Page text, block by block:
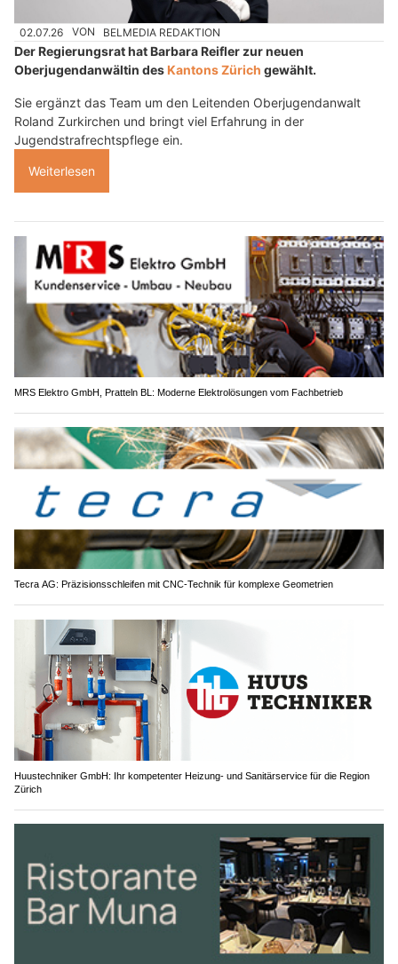
02.07.26 VON BELMEDIA REDAKTION
Der Regierungsrat hat Barbara Reifler zur neuen
Oberjugendanwältin des Kantons Zürich gewählt.
Sie ergänzt das Team um den Leitenden Oberjugendanwalt
Roland Zurkirchen und bringt viel Erfahrung in der
Jugendstrafrechtspflege ein.
Weiterlesen
MRS Elektro GmbH, Pratteln BL: Moderne Elektrolösungen vom Fachbetrieb
Tecra AG: Präzisionsschleifen mit CNC-Technik für komplexe Geometrien
Huustechniker GmbH: Ihr kompetenter Heizung- und Sanitärservice für die Region
Zürich